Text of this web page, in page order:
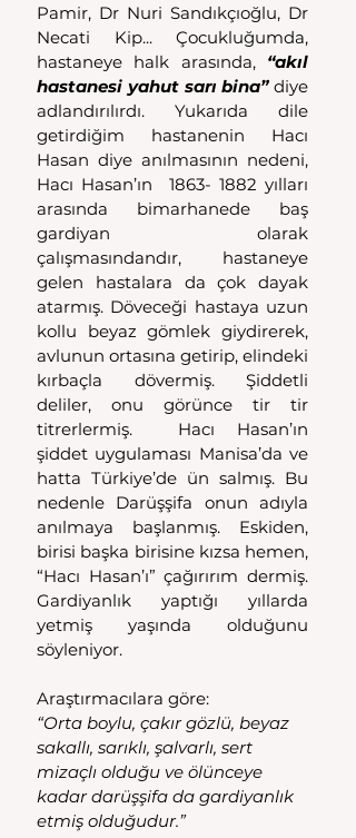
Pamir, Dr Nuri Sandıkçıoğlu, Dr
Necati Kip... Çocukluğumda,
hastaneye halk arasında, “akıl
hastanesi yahut sarı bina” diye
adlandırılırdı. Yukarıda dile
getirdiğim hastanenin Hacı
Hasan diye anılmasının nedeni,
Hacı Hasan’ın  1863- 1882 yılları
arasında bimarhanede baş
gardiyan olarak
çalışmasındandır, hastaneye
gelen hastalara da çok dayak
atarmış. Döveceği hastaya uzun
kollu beyaz gömlek giydirerek,
avlunun ortasına getirip, elindeki
kırbaçla dövermiş. Şiddetli
deliler, onu görünce tir tir
titrerlermiş.  Hacı Hasan’ın
şiddet uygulaması Manisa’da ve
hatta Türkiye’de ün salmış. Bu
nedenle Darüşşifa onun adıyla
anılmaya başlanmış. Eskiden,
birisi başka birisine kızsa hemen,
“Hacı Hasan’ı” çağırırım dermiş.
Gardiyanlık yaptığı yıllarda
yetmiş yaşında olduğunu
söyleniyor.
Araştırmacılara göre:
“Orta boylu, çakır gözlü, beyaz
sakallı, sarıklı, şalvarlı, sert
mizaçlı olduğu ve ölünceye
kadar darüşşifa da gardiyanlık
etmiş olduğudur.”